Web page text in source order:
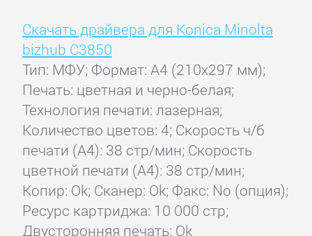
Скачать драйвера для Konica Minolta
bizhub C3850
Тип: МФУ; Формат: A4 (210x297 мм);
Печать: цветная и черно-белая;
Технология печати: лазерная;
Количество цветов: 4; Скорость ч/б
печати (А4): 38 стр/мин; Скорость
цветной печати (А4): 38 стр/мин;
Копир: Ok; Сканер: Ok; Факс: No (опция);
Ресурс картриджа: 10 000 стр;
Двусторонняя печать: Ok